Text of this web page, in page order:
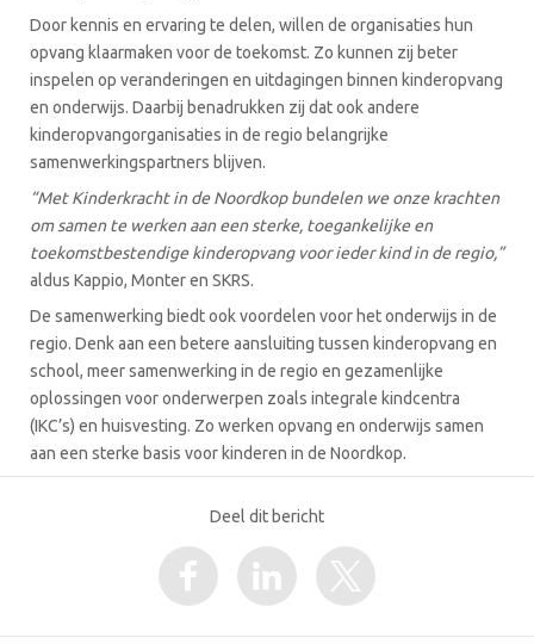
Door kennis en ervaring te delen, willen de organisaties hun
opvang klaarmaken voor de toekomst. Zo kunnen zij beter
inspelen op veranderingen en uitdagingen binnen kinderopvang
en onderwijs. Daarbij benadrukken zij dat ook andere
kinderopvangorganisaties in de regio belangrijke
samenwerkingspartners blijven.
“Met Kinderkracht in de Noordkop bundelen we onze krachten
om samen te werken aan een sterke, toegankelijke en
toekomstbestendige kinderopvang voor ieder kind in de regio,”
aldus Kappio, Monter en SKRS.
De samenwerking biedt ook voordelen voor het onderwijs in de
regio. Denk aan een betere aansluiting tussen kinderopvang en
school, meer samenwerking in de regio en gezamenlijke
oplossingen voor onderwerpen zoals integrale kindcentra
(IKC’s) en huisvesting. Zo werken opvang en onderwijs samen
aan een sterke basis voor kinderen in de Noordkop.
Deel dit bericht